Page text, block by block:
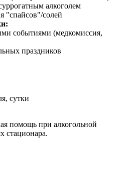
алкоголем
"спайсов"/солей
событиями (медкомиссия,
праздников
сутки
помощь при алкогольной
стационара.